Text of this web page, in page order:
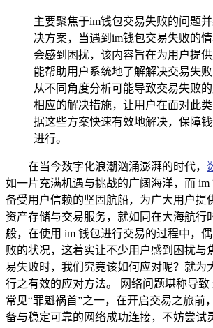
主要聚焦于im钱包交易失败的问题
决方案，当遇到im钱包交易失败的
会感到困扰，该内容旨在为用户提
能帮助用户系统地了解解决交易失败
从不同角度分析可能导致交易失败
相应的解决措施，让用户在面对此
据这些方案快速有效地解决，保障
进行。
在当今数字化浪潮汹涌澎湃的时代，
如一片充满机遇与挑战的广阔海洋，而
备受用户信赖的坚固航船，为广大用户提
资产存储与交易服务，就如同在大海航行
般，在使用 im 钱包进行交易的过程中，
败的状况，这着实让不少用户感到困扰与
易失败时，我们究竟该如何应对呢？就为
行之有效的应对方法。 网络问题堪称导致
常见“罪魁祸首”之一，在开启交易之旅前
备与稳定可靠的网络成功连接，不妨尝试